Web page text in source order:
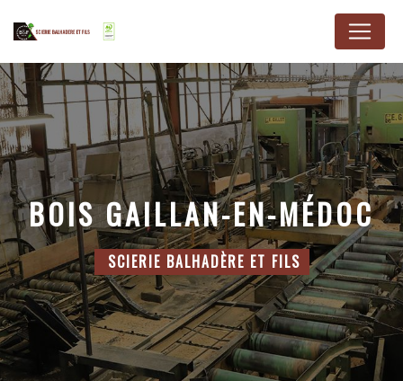
BOIS GAILLAN-EN-MÉDOC
SCIERIE BALHADÈRE ET FILS